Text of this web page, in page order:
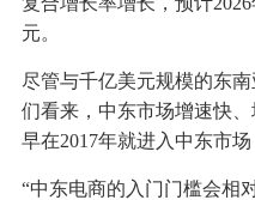
元。
尽管与千亿美元规模的东
们看来，中东市场增速快
早在2017年就进入中东市场
“中东电商的入门门槛会相